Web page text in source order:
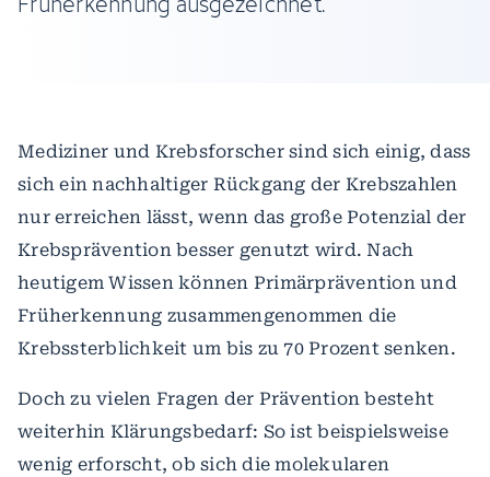
Mediziner und Krebsforscher sind sich einig, dass
sich ein nachhaltiger Rückgang der Krebszahlen
nur erreichen lässt, wenn das große Potenzial der
Krebsprävention besser genutzt wird. Nach
heutigem Wissen können Primärprävention und
Früherkennung zusammengenommen die
Krebssterblichkeit um bis zu 70 Prozent senken.
Doch zu vielen Fragen der Prävention besteht
weiterhin Klärungsbedarf: So ist beispielsweise
wenig erforscht, ob sich die molekularen